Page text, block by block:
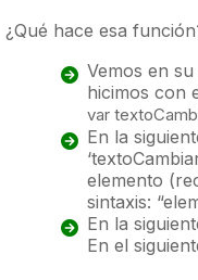
¿Qué hace esa
Vemos en
hicimos con
var
En la
elemento
sintaxis:
En la
En el